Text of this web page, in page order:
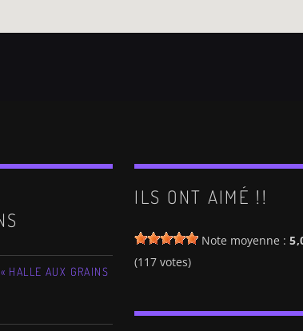
HALLE AUX GRAINS
ILS ONT AIMÉ !!
Note moyenne :
(117 votes)